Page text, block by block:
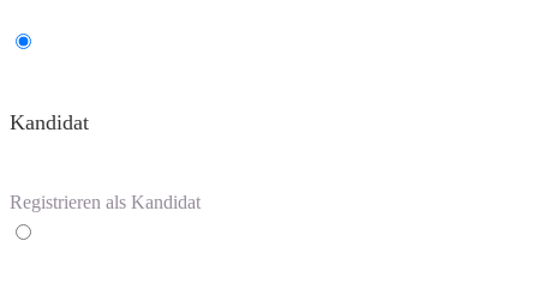
Kandidat
Registrieren als Kandidat